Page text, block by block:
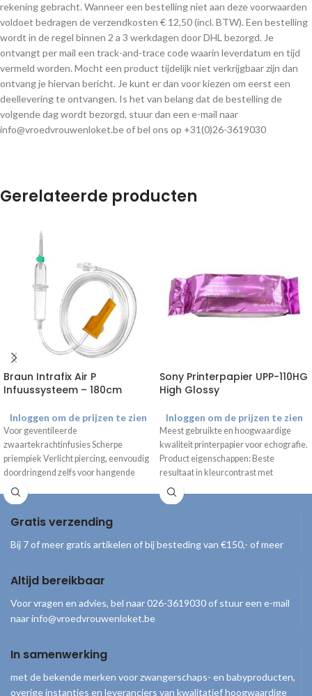
rekening gebracht. Wanneer een bestelling niet aan deze voorwaarden
voldoet bedragen de verzendkosten € 12,50 (incl. BTW). Een bestelling
wordt in de regel binnen 2 a 3 werkdagen door DHL bezorgd. Je
ontvangt per mail een track-and-trace code waarin leverdatum en tijd
vermeld worden. Mocht een product tijdelijk niet verkrijgbaar zijn dan
ontvang je hiervan bericht. Je kunt er dan voor kiezen om eerst een
deellevering te ontvangen. Is het van belang dat de bestelling de
volgende dag wordt bezorgd, stuur dan een e-mail naar
info@vroedvrouwenloket.be of bel ons op +31(0)26-3619030
Gerelateerde producten
Braun Intrafix Air P
Infuussysteem – 180cm
Inloggen om de prijzen te zien
Voor geventileerde
zwaartekrachtinfusies Scherpe
priempiek Verlicht piercing, eenvoudig
doordringend zelfs voor hangende
containers Leegt zonder residu
Bacterieel goed afgesloten Handige
Sony Printerpapier UPP-110HG
High Glossy
Inloggen om de prijzen te zien
Meest gebruikte en hoogwaardige
kwaliteit printerpapier voor echografie.
Product eigenschappen: Beste
resultaat in kleurcontrast met
glanseffect Afmetingen rol: 11 cm
Gratis verzending
Bij 7 of meer gratis artikelen of bij besteding van €150,- of meer
Altijd bereikbaar
Voor vragen en advies, bel naar 026-3619030 of stuur een e-mail
naar info@vroedvrouwenloket.be
In samenwerking
met de bekende merken voor zwangerschaps- en babyproducten,
overige instanties en leveranciers van kwalitatief hoogwaardige